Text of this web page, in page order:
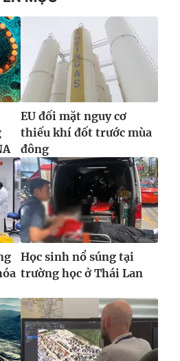
EU đối mặt nguy cơ
thiếu khí đốt trước mùa
đông
Học sinh nổ súng tại
trường học ở Thái Lan